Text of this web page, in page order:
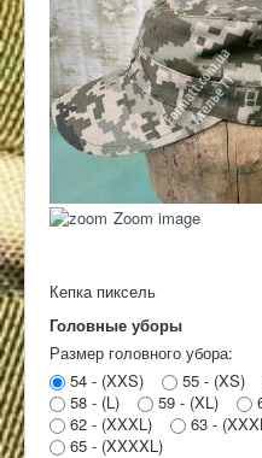
Атрибутика
Головные уборы
Образцы тканей
Кабинет
Zoom image
Кепка пиксель
Головные уборы
Размер головного убора:
54 - (XXS)
55 - (XS)
58 - (L)
59 - (XL)
62 - (XXXL)
63 -
65 - (XXXXL)